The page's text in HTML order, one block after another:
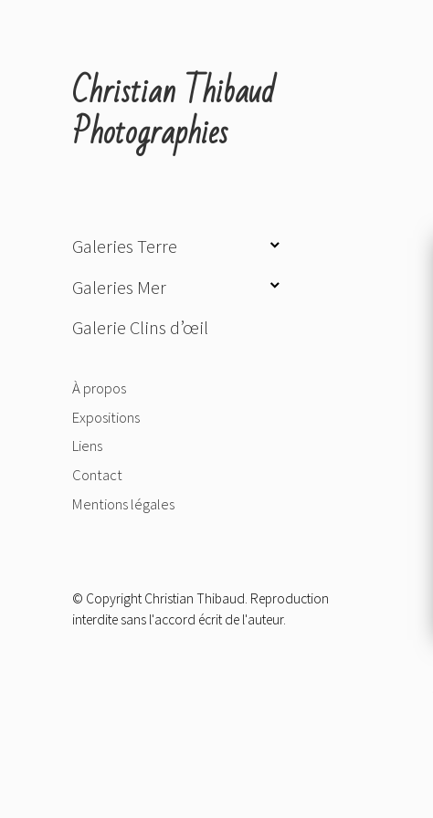
Christian Thibaud
Photographies
Galeries Terre
ouvrir
sous-
Galeries Mer
ouvrir
Galerie Clins d’œil
À propos
Expositions
Liens
Contact
Mentions légales
© Copyright Christian Thibaud. Reproduction
interdite sans l'accord écrit de l'auteur.